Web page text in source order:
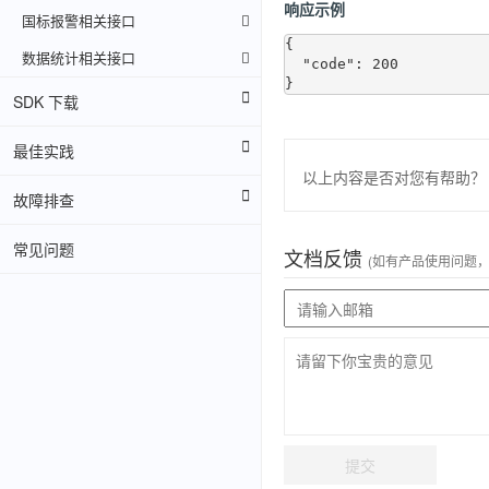
国标报警相关接口
数据统计相关接口
SDK 下载
最佳实践
故障排查
常见问题
响应示例
{
以上内容是否对您有帮助？
文档反馈 (如有产品使用问题
提交